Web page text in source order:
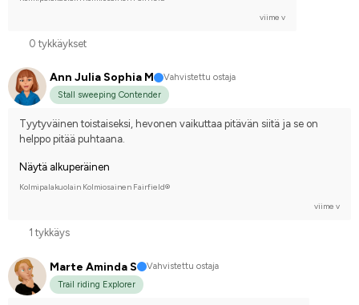
viime v
0 tykkäykset
Ann Julia Sophia M
Vahvistettu ostaja
Stall sweeping Contender
Tyytyväinen toistaiseksi, hevonen vaikuttaa pitävän siitä ja se on
helppo pitää puhtaana.
Näytä alkuperäinen
Kolmipalakuolain Kolmiosainen Fairfield®
viime v
1 tykkäys
Marte Aminda S
Vahvistettu ostaja
Trail riding Explorer